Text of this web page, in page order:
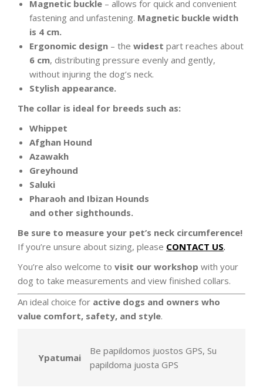
Magnetic buckle – allows for quick and convenient
fastening and unfastening. Magnetic buckle width
is 4 cm.
Ergonomic design – the widest part reaches about
6 cm, distributing pressure evenly and gently,
without injuring the dog’s neck.
Stylish appearance.
The collar is ideal for breeds such as:
Whippet
Afghan Hound
Azawakh
Greyhound
Saluki
Pharaoh and Ibizan Hounds
and other sighthounds.
Be sure to measure your pet’s neck circumference!
If you’re unsure about sizing, please CONTACT US.
You’re also welcome to visit our workshop with your
dog to take measurements and view finished collars.
An ideal choice for active dogs and owners who
value comfort, safety, and style.
Ypatumai
Be papildomos juostos GPS, Su
papildoma juosta GPS